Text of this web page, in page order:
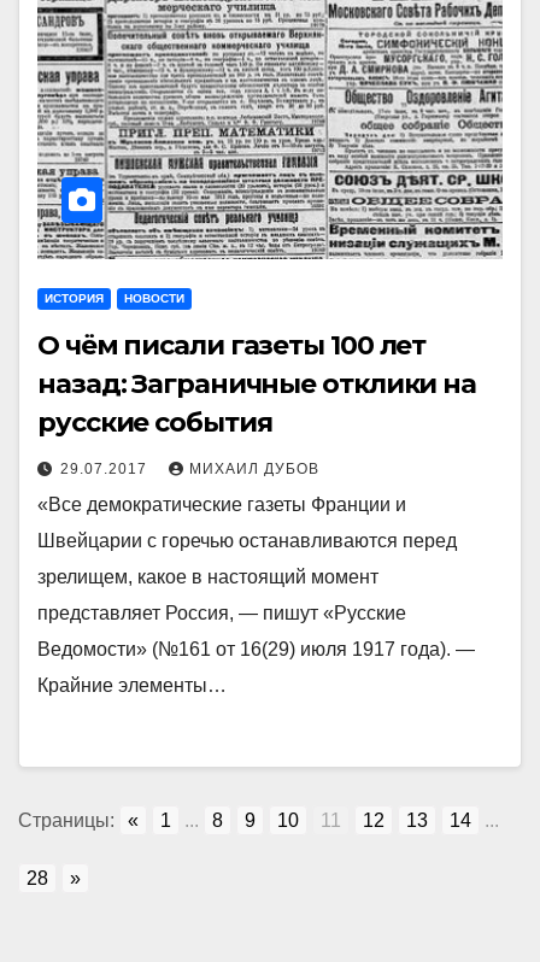
ИСТОРИЯ НОВОСТИ
О чём писали газеты 100 лет
назад: Заграничные отклики на
русские события
29.07.2017 МИХАИЛ ДУБОВ
«Все демократические газеты Франции и
Швейцарии с горечью останавливаются перед
зрелищем, какое в настоящий момент
представляет Россия, — пишут «Русские
Ведомости» (№161 от 16(29) июля 1917 года). —
Крайние элементы…
Страницы: « 1 ... 8 9 10 11 12 13 14 ...
28 »